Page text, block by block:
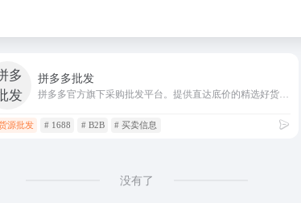
拼多多批发
拼多多官方旗下采购批发平台。提供直达底价的精选好货，满足货源采购、办公采购、企业购等诉求。采购就上拼多多批发。
源批发 # 1688 # B2B # 买卖信息
没有了